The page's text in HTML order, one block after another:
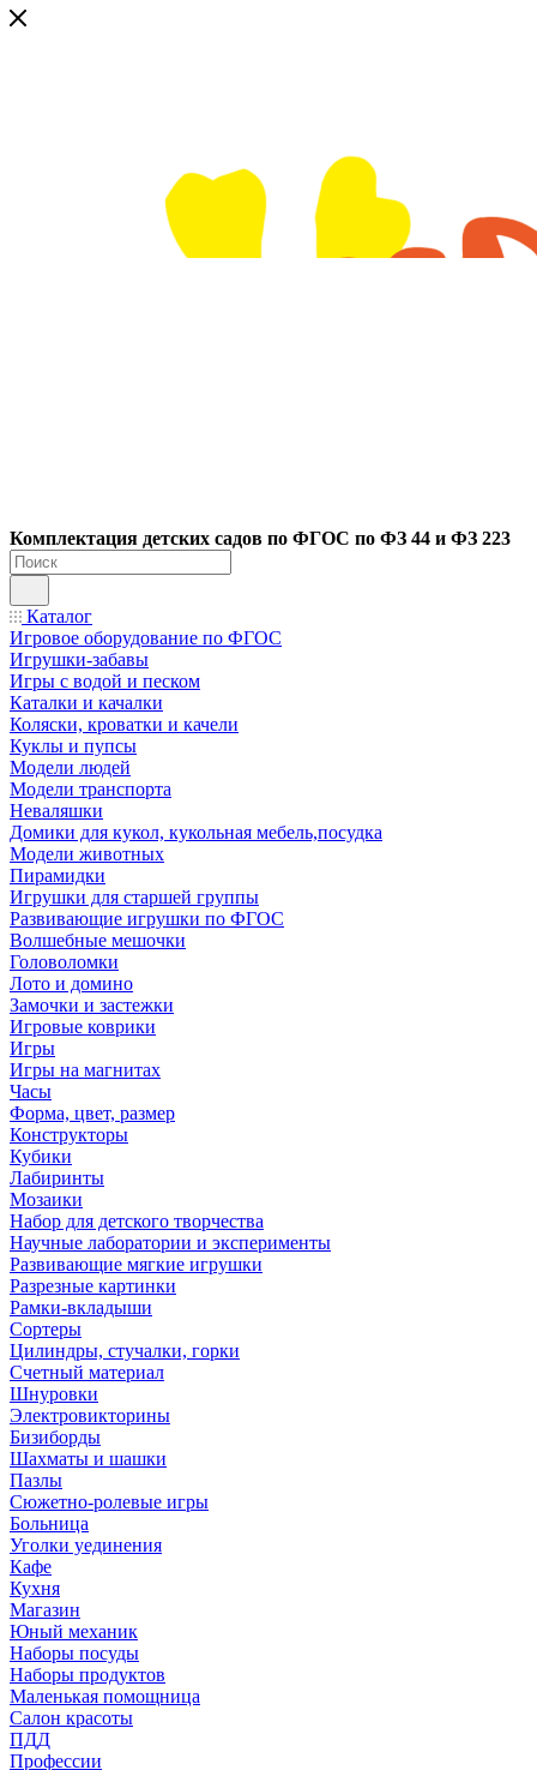
Комплектация детских садов по ФГОC по ФЗ 44 и ФЗ 223
Каталог
Игровое оборудование по ФГОС
Игрушки-забавы
Игры с водой и песком
Каталки и качалки
Коляски, кроватки и качели
Куклы и пупсы
Модели людей
Модели транспорта
Неваляшки
Домики для кукол, кукольная мебель,посудка
Модели животных
Пирамидки
Игрушки для старшей группы
Развивающие игрушки по ФГОС
Волшебные мешочки
Головоломки
Лото и домино
Замочки и застежки
Игровые коврики
Игры
Игры на магнитах
Часы
Форма, цвет, размер
Конструкторы
Кубики
Лабиринты
Мозаики
Набор для детского творчества
Научные лаборатории и эксперименты
Развивающие мягкие игрушки
Разрезные картинки
Рамки-вкладыши
Сортеры
Цилиндры, стучалки, горки
Счетный материал
Шнуровки
Электровикторины
Бизиборды
Шахматы и шашки
Пазлы
Сюжетно-ролевые игры
Больница
Уголки уединения
Кафе
Кухня
Магазин
Юный механик
Наборы посуды
Наборы продуктов
Маленькая помощница
Салон красоты
ПДД
Профессии